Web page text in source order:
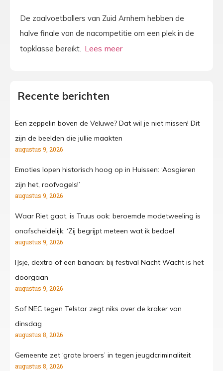
De zaalvoetballers van Zuid Arnhem hebben de
halve finale van de nacompetitie om een plek in de
topklasse bereikt.
Recente berichten
Een zeppelin boven de Veluwe? Dat wil je niet missen! Dit
zijn de beelden die jullie maakten
augustus 9, 2026
Emoties lopen historisch hoog op in Huissen: ‘Aasgieren
zijn het, roofvogels!’
augustus 9, 2026
Waar Riet gaat, is Truus ook: beroemde modetweeling is
onafscheidelijk: ‘Zij begrijpt meteen wat ik bedoel’
augustus 9, 2026
IJsje, dextro of een banaan: bij festival Nacht Wacht is het
doorgaan
augustus 9, 2026
Sof NEC tegen Telstar zegt niks over de kraker van
dinsdag
augustus 8, 2026
Gemeente zet ‘grote broers’ in tegen jeugdcriminaliteit
augustus 8, 2026